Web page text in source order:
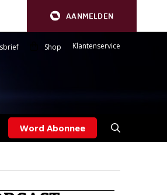
AANMELDEN
Shop Klantenservice
Word Abonnee